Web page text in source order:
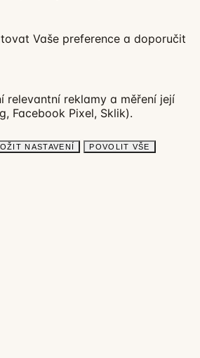
Vaše preference a doporučit
relevantní reklamy a měření její
Facebook Pixel, Sklik).
NASTAVENÍ POVOLIT VŠE